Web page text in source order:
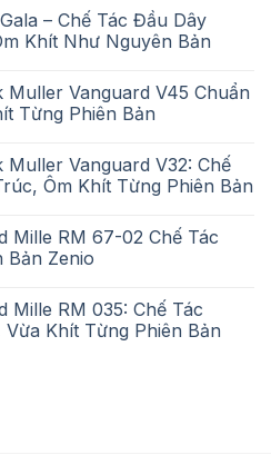
– Chế Tác Đầu Dây
Khít Như Nguyên Bản
Muller Vanguard V45 Chuẩn
Từng Phiên Bản
Vanguard V32: Chế
Ôm Khít Từng Phiên Bản
Mille RM 67-02 Chế Tác
Bản Zenio
Mille RM 035: Chế Tác
Khít Từng Phiên Bản